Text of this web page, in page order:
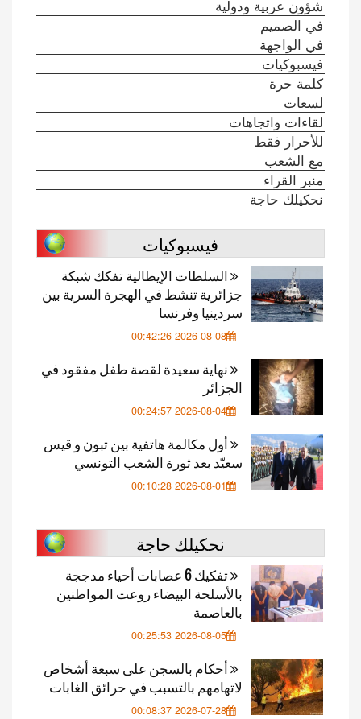
شؤون عربية ودولية
في الصميم
في الواجهة
فيسبوكيات
كلمة حرة
لسعات
لقاءات واتجاهات
للأحرار فقط
مع الشعب
منبر القراء
نحكيلك حاجة
فيسبوكيات
السلطات الإيطالية تفكك شبكة
جزائرية تنشط في الهجرة السرية بين
سردينيا وفرنسا
2026-08-08 00:42:26
نهاية سعيدة لقصة طفل مفقود في
الجزائر
2026-08-04 00:24:57
أول مكالمة هاتفية بين تبون و قيس
سعيّد بعد ثورة الشعب التونسي
2026-08-01 00:10:28
نحكيلك حاجة
تفكيك 6 عصابات أحياء مدججة
بالأسلحة البيضاء روعت المواطنين
بالعاصمة
2026-08-05 00:25:53
أحكام بالسجن على سبعة أشخاص
لاتهامهم بالتسبب في حرائق الغابات
2026-07-28 00:08:37